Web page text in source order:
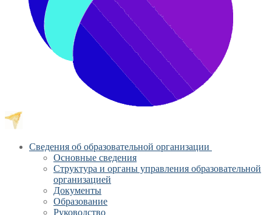
Сведения об образовательной организации
Основные сведения
Структура и органы управления образовательной
организацией
Документы
Образование
Руководство